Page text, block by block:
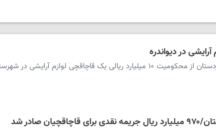
آرایشی در شهرستان دیواندره خبر داد.